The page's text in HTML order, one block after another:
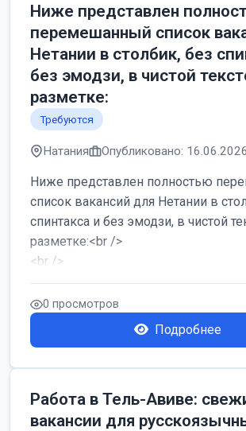
Ниже представлен
перемешанный список
Нетании в столбик, без
без эмодзи, в чистой
разметке:
Требуются
Натания Опубликовано: 16.06.2026
Ниже представлен полностью
список вакансий для Нетании в
спинтакса и без эмодзи, в чистой
разметке:<br />
<br />
Работа в Нетании на мебельном
требу...
0 просмотров
Подробнее
Работа в Тель-Авиве:
вакансии для